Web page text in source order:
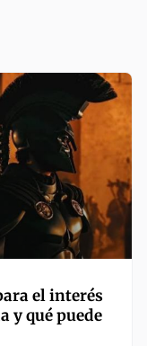
el interés
y qué puede